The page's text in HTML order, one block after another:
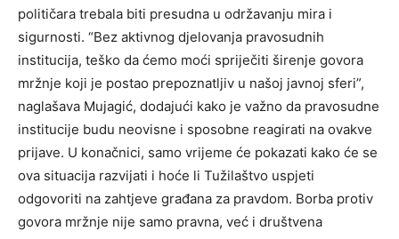
političara trebala biti presudna u održavanju mira i
sigurnosti. “Bez aktivnog djelovanja pravosudnih
institucija, teško da ćemo moći spriječiti širenje govora
mržnje koji je postao prepoznatljiv u našoj javnoj sferi”,
naglašava Mujagić, dodajući kako je važno da pravosudne
institucije budu neovisne i sposobne reagirati na ovakve
prijave. U konačnici, samo vrijeme će pokazati kako će se
ova situacija razvijati i hoće li Tužilaštvo uspjeti
odgovoriti na zahtjeve građana za pravdom. Borba protiv
govora mržnje nije samo pravna, već i društvena